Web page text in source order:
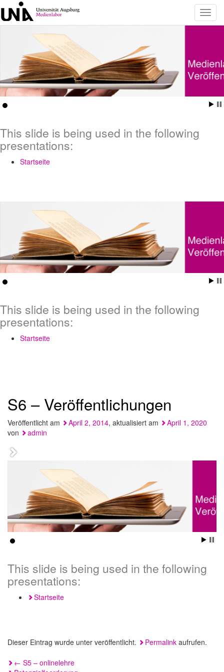
This slide is being used in the following
presentations:
Startseite
This slide is being used in the following
presentations:
Startseite
S6 – Veröffentlichungen
Veröffentlicht am April 2, 2014, aktualisiert am
April 1, 2020
von
admin
This slide is being used in the following
presentations:
Startseite
Dieser Eintrag wurde unter veröffentlicht. Permalink aufrufen.
Beitragsnavigation
← S5 – onlinelehre